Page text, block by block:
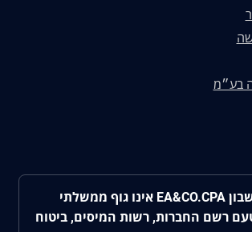
בע״מ
משרד רואי חשבון EA&CO.CPA אינו גוף ממשלתי
רשם החברות, רשות המיסים, ביטוח